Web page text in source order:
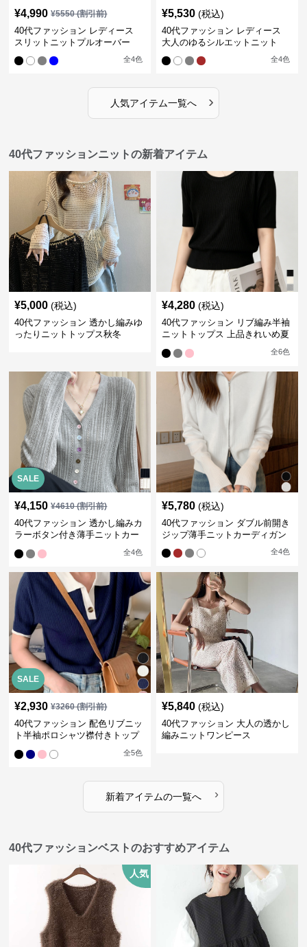
¥4,990 ¥5550(割引前)
40代ファッション レディース
スリットニットプルオーバー
全4色
¥5,530 (税込)
40代ファッション レディース
大人のゆるシルエットニット
全4色
人気アイテム一覧へ ›
40代ファッションニットの新着アイテム
¥5,000 (税込)
40代ファッション 透かし編みゆ
ったりニットトップス秋冬
¥4,280 (税込)
40代ファッション リブ編み半袖
ニットトップス 上品きれいめ夏
全6色
SALE
¥4,150 ¥4610(割引前)
40代ファッション 透かし編みカ
ラーボタン付き薄手ニットカー
全4色
¥5,780 (税込)
40代ファッション ダブル前開き
ジップ薄手ニットカーディガン
全4色
SALE
¥2,930 ¥3260(割引前)
40代ファッション 配色リブニッ
ト半袖ポロシャツ襟付きトップ
全5色
¥5,840 (税込)
40代ファッション 大人の透かし
編みニットワンピース
新着アイテムの一覧へ ›
40代ファッションベストのおすすめアイテム
人気